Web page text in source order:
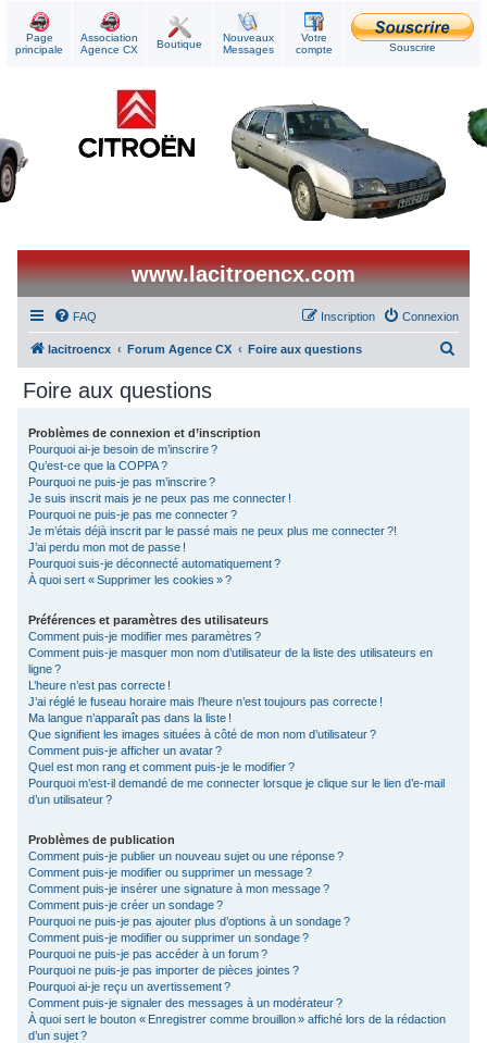
Page
principale
Association
Agence CX
Boutique
Nouveaux
Messages
Votre
compte
Souscrire
www.lacitroencx.com
FAQ Connexion
Inscription
lacitroencx Forum Agence CX Foire aux questions
Foire aux questions
Problèmes de connexion et d’inscription
Pourquoi ai-je besoin de m’inscrire ?
Qu’est-ce que la COPPA ?
Pourquoi ne puis-je pas m’inscrire ?
Je suis inscrit mais je ne peux pas me connecter !
Pourquoi ne puis-je pas me connecter ?
Je m’étais déjà inscrit par le passé mais ne peux plus me connecter ?!
J’ai perdu mon mot de passe !
Pourquoi suis-je déconnecté automatiquement ?
À quoi sert « Supprimer les cookies » ?
Préférences et paramètres des utilisateurs
Comment puis-je modifier mes paramètres ?
Comment puis-je masquer mon nom d’utilisateur de la liste des utilisateurs en
ligne ?
L’heure n’est pas correcte !
J’ai réglé le fuseau horaire mais l’heure n’est toujours pas correcte !
Ma langue n’apparaît pas dans la liste !
Que signifient les images situées à côté de mon nom d’utilisateur ?
Comment puis-je afficher un avatar ?
Quel est mon rang et comment puis-je le modifier ?
Pourquoi m’est-il demandé de me connecter lorsque je clique sur le lien d’e-mail
d’un utilisateur ?
Problèmes de publication
Comment puis-je publier un nouveau sujet ou une réponse ?
Comment puis-je modifier ou supprimer un message ?
Comment puis-je insérer une signature à mon message ?
Comment puis-je créer un sondage ?
Pourquoi ne puis-je pas ajouter plus d’options à un sondage ?
Comment puis-je modifier ou supprimer un sondage ?
Pourquoi ne puis-je pas accéder à un forum ?
Pourquoi ne puis-je pas importer de pièces jointes ?
Pourquoi ai-je reçu un avertissement ?
Comment puis-je signaler des messages à un modérateur ?
À quoi sert le bouton « Enregistrer comme brouillon » affiché lors de la rédaction
d’un sujet ?